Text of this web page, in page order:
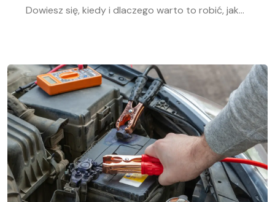
Dowiesz się, kiedy i dlaczego warto to robić, jak
pomoże Ci sprawnie przeprowadzić tę czynność,
niezależnie od Twojego doświadczenia w
mechanice samochodowej. Objawy
rozładowanego akumulatora Rozładowanie
akumulatora w aucie to problem, którego żaden
kierowca […]